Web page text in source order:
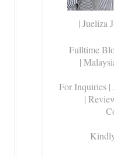
| Jueliza
Fulltime
|
For Inquiries |
|